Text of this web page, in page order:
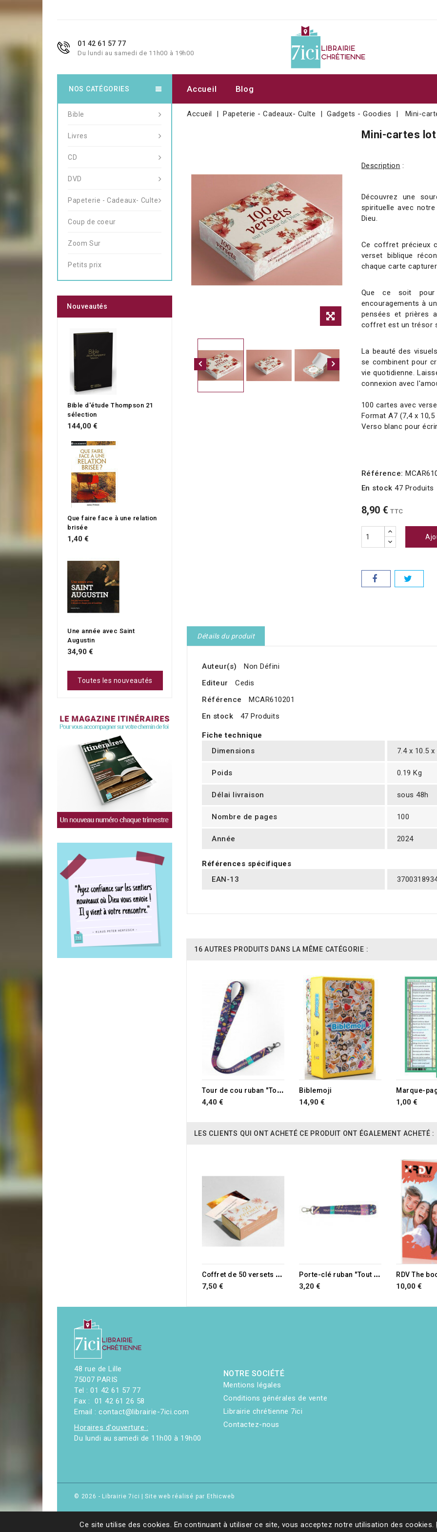
01 42 61 57 77
Du lundi au samedi de 11h00 à 19h00
Accueil Blog
Accueil Papeterie - Cadeaux- Culte Gadgets - Goodies Mini-
Mini-cartes lot
Description :
Découvrez une
spirituelle avec
Dieu.
Ce coffret précieux
verset biblique
chaque carte
Que ce soit
encouragements à
pensées et prières
coffret est un trésor
La beauté des
se combinent pour
vie quotidienne.
connexion avec
100 cartes avec
Format A7 (7,4 x 10,5
Verso blanc pour
Référence:
En stock 47 Produits
8,90 € TTC
Détails du produit
Auteur(s)
Non Défini
Editeur
Cedis
Référence
MCAR610201
En stock
47 Produits
Fiche technique
Dimensions
7.4 x 10.5
Poids 0.19 Kg
Délai livraison sous 48h
Nombre de pages 100
Année 2024
Références spécifiques
EAN-13
16 AUTRES PRODUITS DANS LA MÊME CATÉGORIE :
T
our de cou ruban "Tout est possible à celui qui croit" Mc 9.23
4,40 €
RUPTURE DE STOCK
Biblemoji
14,90 € 1,00 €
LES CLIENTS QUI ONT ACHETÉ CE PRODUIT ONT ÉGALEMENT ACHETÉ :
C
offret de 50 versets espérance
7,50 €
RUPTURE DE STOCK P
orte-clé ruban "Tout est possible à celui qui croit" Mc 9.23
3,20 €
RUPTURE
RDV The
10,00 €
NOS CATÉGORIES
Bible
Livres
CD
DVD
Papeterie - Cadeaux- Culte
Coup de coeur
Zoom Sur
Petits prix
Nouveautés
Bible d'étude Thompson 21
sélection
144,00 €
Que faire face à une relation
brisée
1,40 €
Une année avec Saint
Augustin
34,90 €
Toutes les nouveautés
48 rue de Lille
75007 PARIS
Tel : 01 42 61 57 77
Fax : 01 42 61 26 58
Email : contact@librairie-7ici.com
Horaires d'ouverture :
Du lundi au samedi de 11h00 à 19h00
NOTRE SOCIÉTÉ
Mentions légales
Conditions générales de vente
Librairie chrétienne 7ici
Contactez-nous
Ce site utilise des cookies. En continuant à utiliser ce site, vous acceptez notre utilisation des cookies.
© 2026 - Librairie 7ici |Site web réalisé par Ethicweb